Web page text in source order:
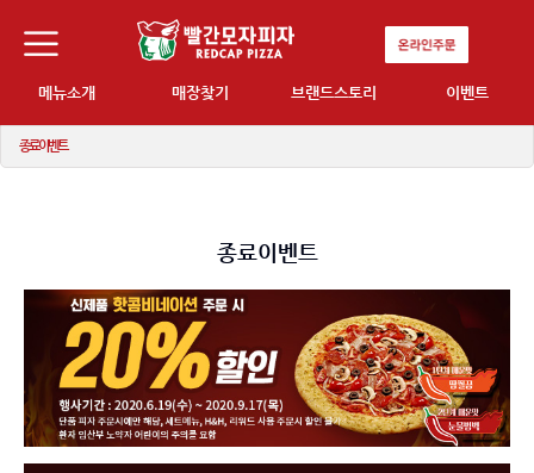
메뉴소개 매장찾기 브랜드스토리 이벤트
종료이벤트
종료이벤트